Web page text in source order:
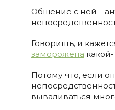
Общение с ней –
Говоришь, и
заморожена
Потому что, если
вываливаться